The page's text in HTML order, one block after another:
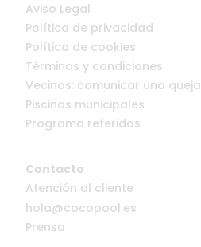
Aviso Legal
Política de privacidad
Política de cookies
Términos y condiciones
Vecinos: comunicar una queja
Piscinas municipales
Programa referidos
Contacto
Atención al cliente
hola@cocopool.es
Prensa